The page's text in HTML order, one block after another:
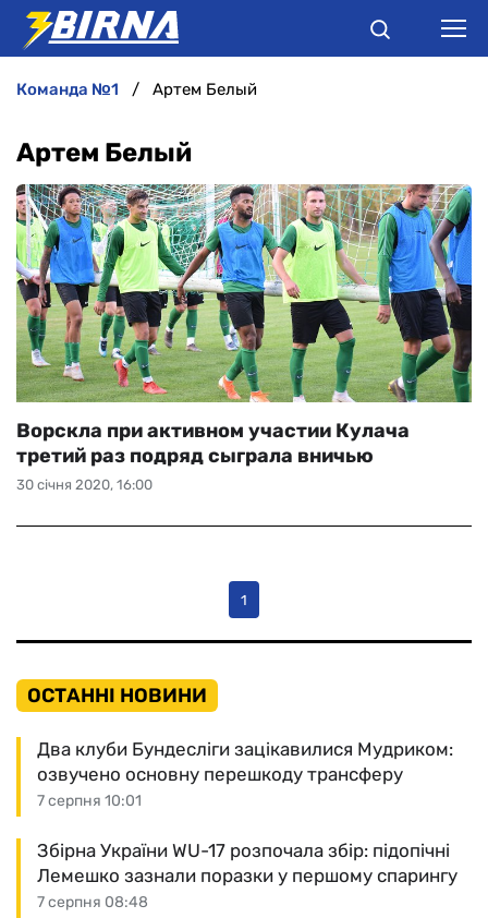
АНАЛІТИКА
ІНТЕРВ'Ю
РІЗНЕ
БУКМЕКЕРИ
команда №1 Артем Белый
Артем Белый
30 січня 2020, 16:00
Ворскла при активном участии Кулача
третий раз подряд сыграла вничью
1
ОСТАННІ НОВИНИ
7 серпня 10:01
Два клуби Бундесліги зацікавилися Мудриком:
озвучено основну перешкоду трансферу
7 серпня 08:48
Збірна України WU-17 розпочала збір: підопічні
Лемешко зазнали поразки у першому спарингу